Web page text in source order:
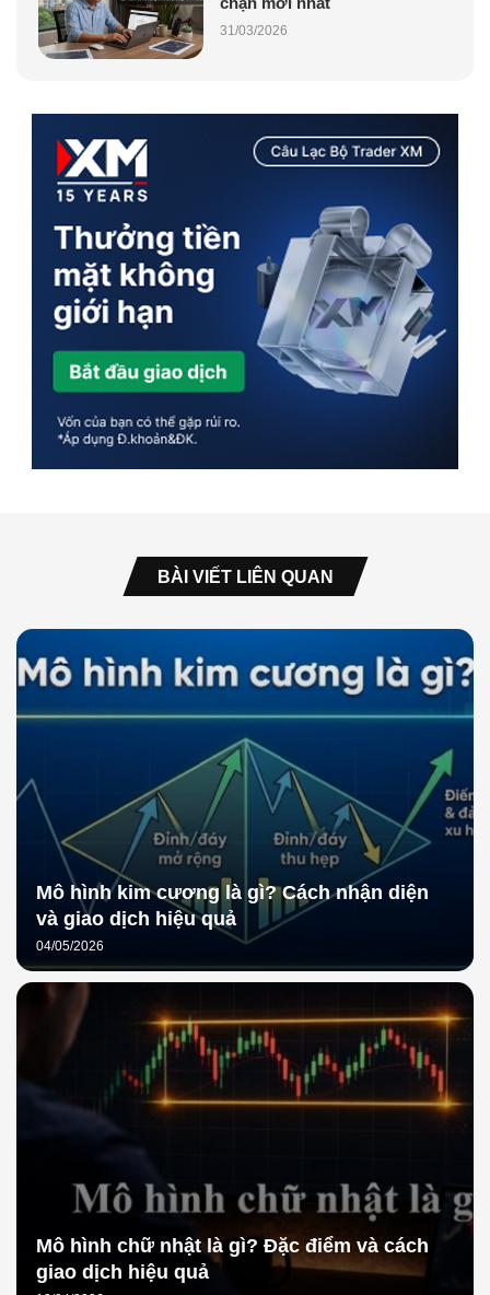
31/03/2026
BÀI VIẾT LIÊN QUAN
Mô hình kim cương là gì? Cách nhận diện
và giao dịch hiệu quả
04/05/2026
Mô hình chữ nhật là gì? Đặc điểm và cách
giao dịch hiệu quả